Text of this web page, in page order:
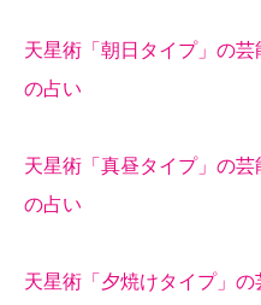
天星術「朝日タイプ」の
の占い
天星術「真昼タイプ」の
の占い
天星術「夕焼けタイプ」